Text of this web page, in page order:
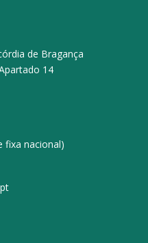
de Bragança
14
fixa nacional)